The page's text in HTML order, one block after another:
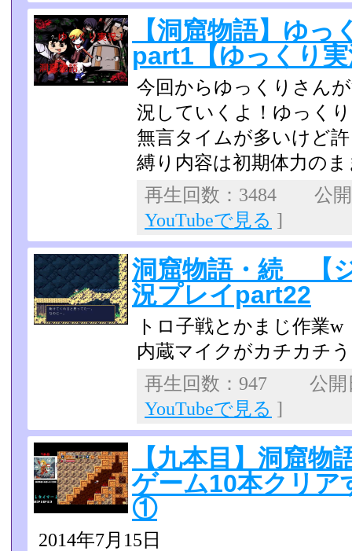
【洞窟物語】ゆっ
part1【ゆっくり
今回からゆっくりさん
況していくよ！ゆっく
無言タイムが多いけど
縛り内容は初期体力の
再生回数：3484 公
YouTubeで見る ]
洞窟物語・続 【
況プレイpart22
トロ子戦とかまじ作業w
内蔵マイクがカチカチ
再生回数：947 公
YouTubeで見る ]
【九本目】洞窟物
ゲーム10本クリア
①
2014年7月15日